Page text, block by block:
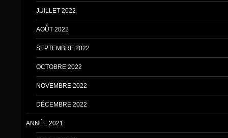
JUILLET 2022
AOÛT 2022
SEPTEMBRE 2022
OCTOBRE 2022
NOVEMBRE 2022
DÉCEMBRE 2022
ANNÉE 2021